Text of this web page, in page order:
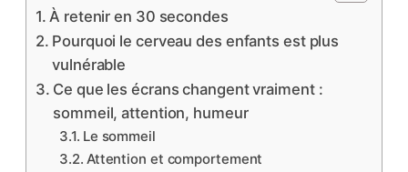
À retenir en 30 secondes
Pourquoi le cerveau des enfants est plus
vulnérable
Ce que les écrans changent vraiment :
sommeil, attention, humeur
Le sommeil
Attention et comportement